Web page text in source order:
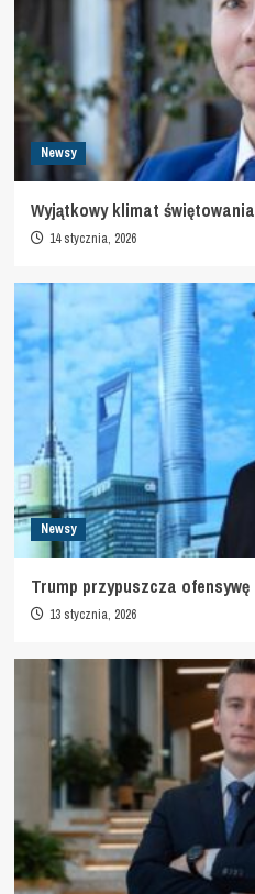
Newsy
Wyjątkowy klimat świętowania
14 stycznia, 2026
Newsy
Trump przypuszcza ofensywę
13 stycznia, 2026